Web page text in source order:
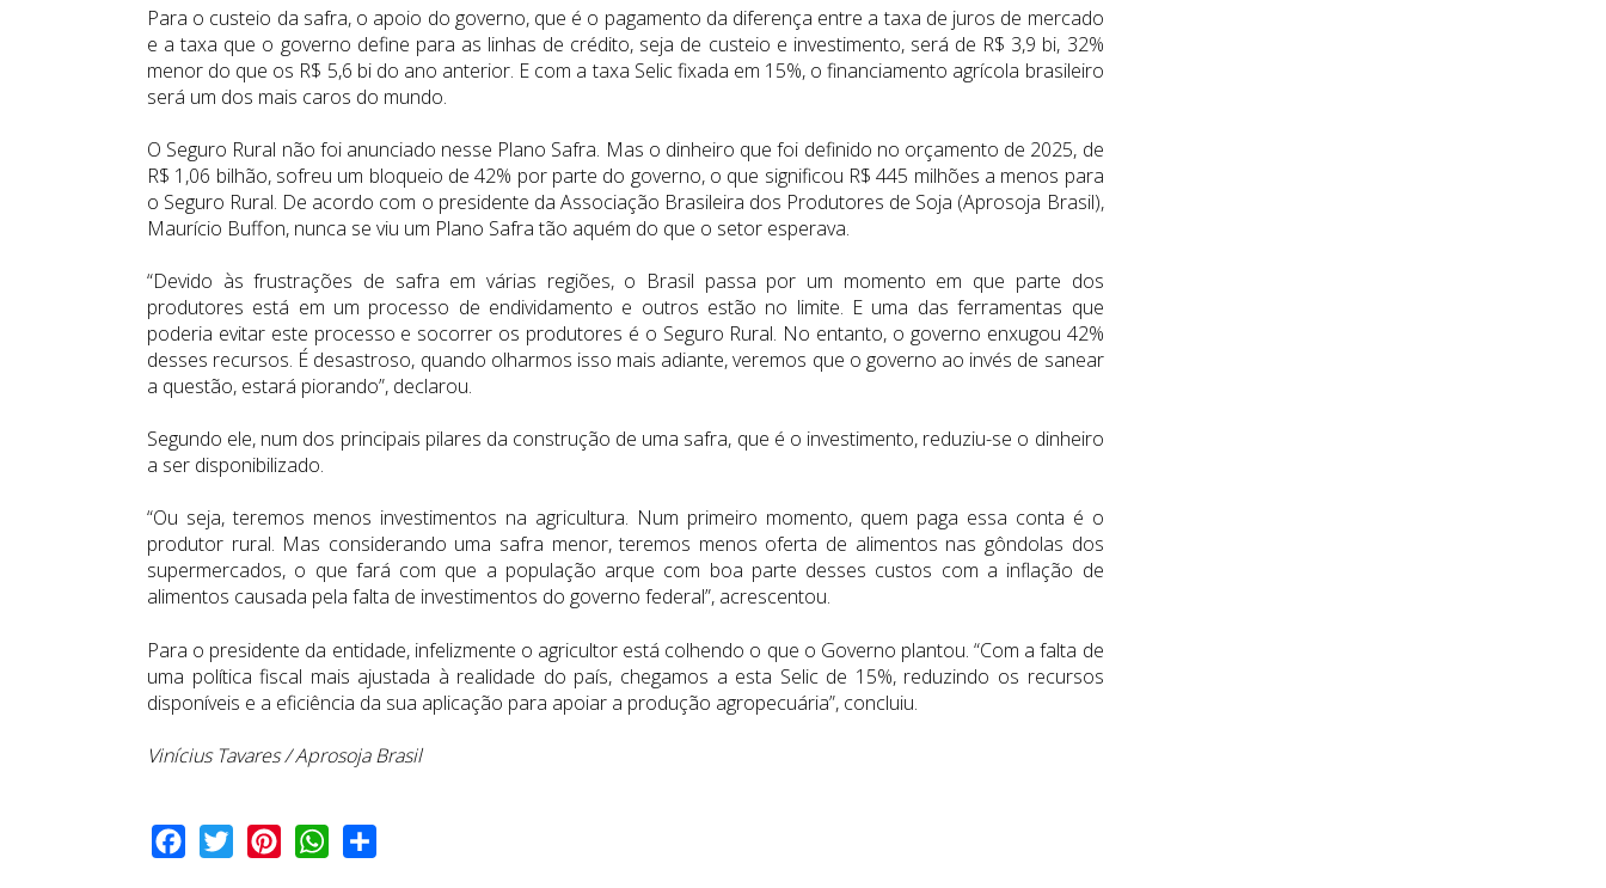
Para o custeio da safra, o apoio do governo, que é o pagamento da diferença entre a taxa de juros de mercado
e a taxa que o governo define para as linhas de crédito, seja de custeio e investimento, será de R$ 3,9 bi, 32%
menor do que os R$ 5,6 bi do ano anterior. E com a taxa Selic fixada em 15%, o financiamento agrícola brasileiro
será um dos mais caros do mundo.
O Seguro Rural não foi anunciado nesse Plano Safra. Mas o dinheiro que foi definido no orçamento de 2025, de
R$ 1,06 bilhão, sofreu um bloqueio de 42% por parte do governo, o que significou R$ 445 milhões a menos para
o Seguro Rural. De acordo com o presidente da Associação Brasileira dos Produtores de Soja (Aprosoja Brasil),
Maurício Buffon, nunca se viu um Plano Safra tão aquém do que o setor esperava.
“Devido às frustrações de safra em várias regiões, o Brasil passa por um momento em que parte dos
produtores está em um processo de endividamento e outros estão no limite. E uma das ferramentas que
poderia evitar este processo e socorrer os produtores é o Seguro Rural. No entanto, o governo enxugou 42%
desses recursos. É desastroso, quando olharmos isso mais adiante, veremos que o governo ao invés de sanear
a questão, estará piorando”, declarou.
Segundo ele, num dos principais pilares da construção de uma safra, que é o investimento, reduziu-se o dinheiro
a ser disponibilizado.
“Ou seja, teremos menos investimentos na agricultura. Num primeiro momento, quem paga essa conta é o
produtor rural. Mas considerando uma safra menor, teremos menos oferta de alimentos nas gôndolas dos
supermercados, o que fará com que a população arque com boa parte desses custos com a inflação de
alimentos causada pela falta de investimentos do governo federal”, acrescentou.
Para o presidente da entidade, infelizmente o agricultor está colhendo o que o Governo plantou. “Com a falta de
uma política fiscal mais ajustada à realidade do país, chegamos a esta Selic de 15%, reduzindo os recursos
disponíveis e a eficiência da sua aplicação para apoiar a produção agropecuária”, concluiu.
Vinícius Tavares / Aprosoja Brasil
Facebook
Twitter PinterestWhatsApp